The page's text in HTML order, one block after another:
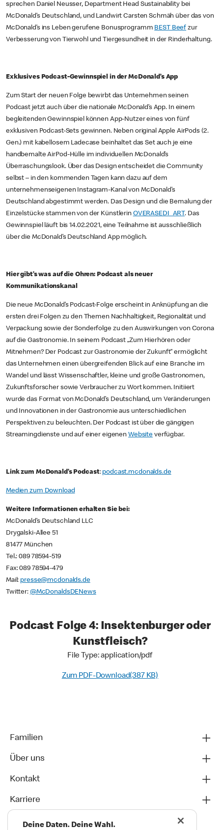
sprechen Daniel Neusser, Department Head Sustainability bei
McDonald’s Deutschland, und Landwirt Carsten Schmäh über das von
McDonald’s ins Leben gerufene Bonusprogramm BEST Beef zur
Verbesserung von Tierwohl und Tiergesundheit in der Rinderhaltung.
Exklusives Podcast-Gewinnspiel in der McDonald’s App
Zum Start der neuen Folge bewirbt das Unternehmen seinen
Podcast jetzt auch über die nationale McDonald’s App. In einem
begleitenden Gewinnspiel können App-Nutzer eines von fünf
exklusiven Podcast-Sets gewinnen. Neben original Apple AirPods (2.
Gen.) mit kabellosem Ladecase beinhaltet das Set auch je eine
handbemalte AirPod-Hülle im individuellen McDonald’s
Überraschungslook. Über das Design entscheidet die Community
selbst – in den kommenden Tagen kann dazu auf dem
unternehmenseigenen Instagram-Kanal von McDonald’s
Deutschland abgestimmt werden. Das Design und die Bemalung der
Einzelstücke stammen von der Künstlerin OVERASEDI_ART. Das
Gewinnspiel läuft bis 14.02.2021, eine Teilnahme ist ausschließlich
über die McDonald’s Deutschland App möglich.
Hier gibt’s was auf die Ohren: Podcast als neuer
Kommunikationskanal
Die neue McDonald’s Podcast-Folge erscheint in Anknüpfung an die
ersten drei Folgen zu den Themen Nachhaltigkeit, Regionalität und
Verpackung sowie der Sonderfolge zu den Auswirkungen von Corona
auf die Gastronomie. In seinem Podcast „Zum Hierhören oder
Mitnehmen? Der Podcast zur Gastronomie der Zukunft“ ermöglicht
das Unternehmen einen übergreifenden Blick auf eine Branche im
Wandel und lässt Wissenschaftler, kleine und große Gastronomen,
Zukunftsforscher sowie Verbraucher zu Wort kommen. Initiiert
wurde das Format von McDonald’s Deutschland, um Veränderungen
und Innovationen in der Gastronomie aus unterschiedlichen
Perspektiven zu beleuchten. Der Podcast ist über die gängigen
Streamingdienste und auf einer eigenen Website verfügbar.
Link zum McDonald’s Podcast: podcast.mcdonalds.de
Medien zum Download
Weitere Informationen erhalten Sie bei:
McDonald’s Deutschland LLC
Drygalski-Allee 51
81477 München
Tel.: 089 78594-519
Fax: 089 78594-479
Mail: presse@mcdonalds.de
Twitter: @McDonaldsDENews
Podcast Folge 4: Insektenburger oder
Kunstfleisch?
File Type: application/pdf
Zum PDF-Download(387 KB)
Familien
Über uns
Kontakt
Karriere
Deine Daten. Deine Wahl.